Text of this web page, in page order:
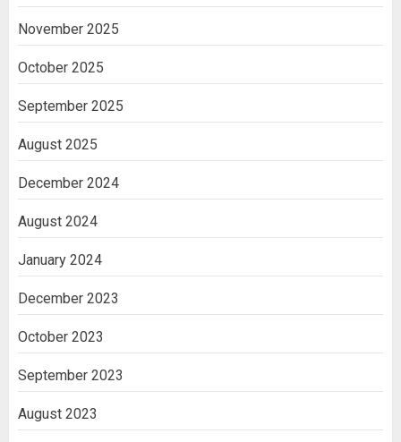
November 2025
October 2025
September 2025
August 2025
December 2024
August 2024
January 2024
December 2023
October 2023
September 2023
August 2023